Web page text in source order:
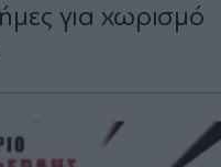
για χωρισμό